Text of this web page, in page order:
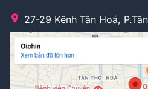
27-29 Kênh Tân Hoá,